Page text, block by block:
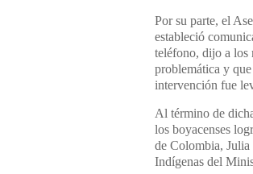
Por su parte, el
estableció
teléfono, dijo a los
problemática y
intervención fue
Al término de
los boyacenses
de Colombia,
Indígenas del